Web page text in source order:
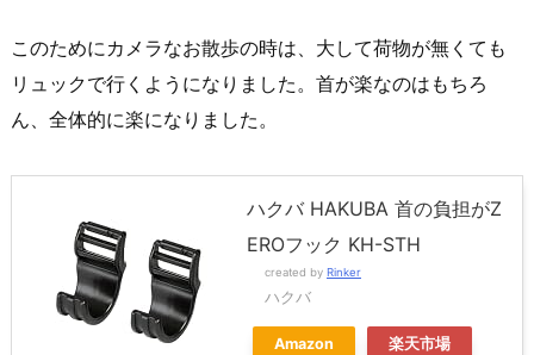
このためにカメラなお散歩の時は、大して荷物が無くても
リュックで行くようになりました。首が楽なのはもちろ
ん、全体的に楽になりました。
ハクバ HAKUBA 首の負担がZ
EROフック KH-STH
created by Rinker
ハクバ
Amazon 楽天市場